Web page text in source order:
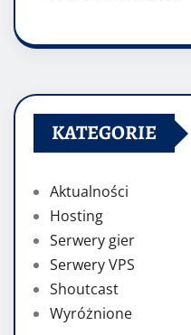
KATEGORIE
Aktualności
Hosting
Serwery gier
Serwery VPS
Shoutcast
Wyróżnione